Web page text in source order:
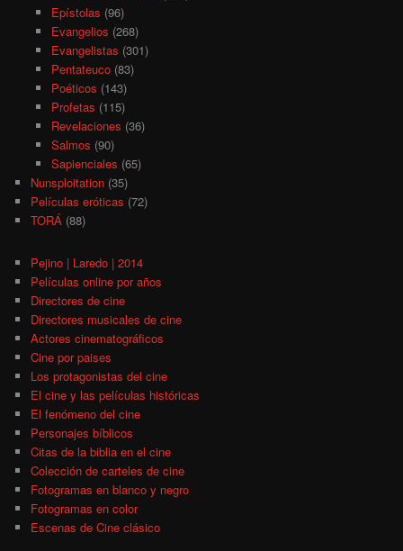
Epístolas (96)
Evangelios (268)
Evangelistas (301)
Pentateuco(83)
Poéticos (143)
Profetas (115)
Revelaciones (36)
Salmos (90)
Sapienciales (65)
Nunsploitation (35)
Películas eróticas (72)
TORÁ (88)
Pejino | Laredo | 2014
Películas online por años
Directores de cine
Directores musicales de cine
Actores cinematográficos
Cine por paises
Los protagonistas del cine
El cine y las películas históricas
El fenómeno del cine
Personajes bíblicos
Citas de la biblia en el cine
Colección de carteles de cine
Fotogramas en blanco y negro
Fotogramas en color
Escenas de Cine clásico